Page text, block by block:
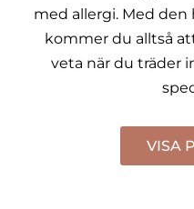
med allergi. Med den
kommer du alltså
veta när du träder
VISA